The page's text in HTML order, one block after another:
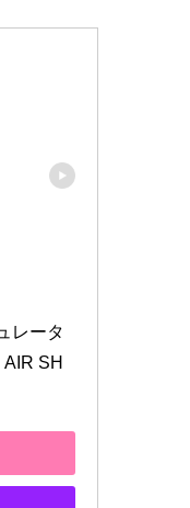
レータ
SH